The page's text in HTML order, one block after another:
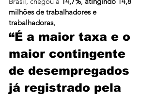
milhões de trabalhadores e
trabalhadoras,
“É a maior taxa e o
maior contingente
de desempregados
já registrado pela